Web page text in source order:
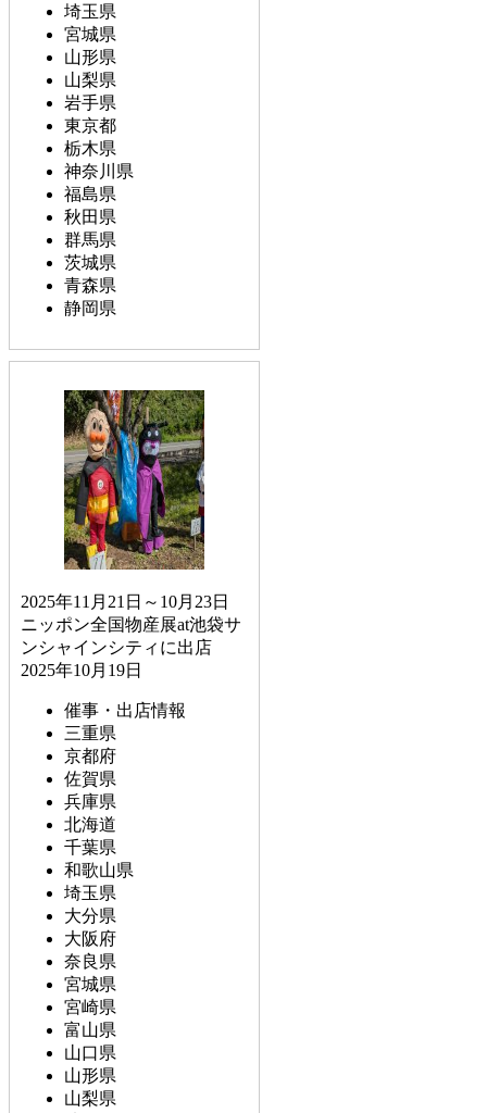
埼玉県
宮城県
山形県
山梨県
岩手県
東京都
栃木県
神奈川県
福島県
秋田県
群馬県
茨城県
青森県
静岡県
2025年11月21日～10月23日
ニッポン全国物産展at池袋サ
ンシャインシティに出店
2025年10月19日
催事・出店情報
三重県
京都府
佐賀県
兵庫県
北海道
千葉県
和歌山県
埼玉県
大分県
大阪府
奈良県
宮城県
宮崎県
富山県
山口県
山形県
山梨県